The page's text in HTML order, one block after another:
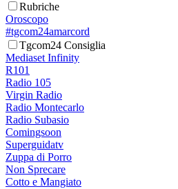
Rubriche
Oroscopo
#tgcom24amarcord
Tgcom24 Consiglia
Mediaset Infinity
R101
Radio 105
Virgin Radio
Radio Montecarlo
Radio Subasio
Comingsoon
Superguidatv
Zuppa di Porro
Non Sprecare
Cotto e Mangiato